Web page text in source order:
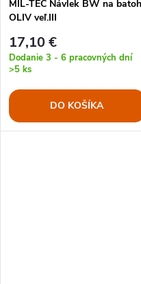
MIL-TEC Návlek BW na batoh
OLIV veľ.III
17,10 €
Dodanie 3 - 6 pracovných dní
>5 ks
DO KOŠÍKA